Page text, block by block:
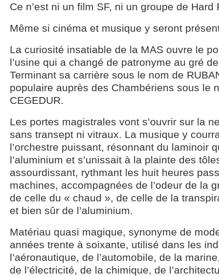
Ce n’est ni un film SF, ni un groupe de Hard
Même si cinéma et musique y seront
La curiosité insatiable de la MAS ouvre le
l’usine qui a changé de patronyme au gré
Terminant sa carrière sous le nom de
populaire auprès des Chambériens sous le
CEGEDUR.
Les portes magistrales vont s’ouvrir sur la
sans transept ni vitraux. La musique y
l’orchestre puissant, résonnant du laminoir
l’aluminium et s’unissait à la plainte des
assourdissant, rythmant les huit heures
machines, accompagnées de l’odeur de la
de celle du « chaud », de celle de la
et bien sûr de l’aluminium.
Matériau quasi magique, synonyme de
années trente à soixante, utilisé dans les
l’aéronautique, de l’automobile, de la
de l’électricité, de la chimique, de